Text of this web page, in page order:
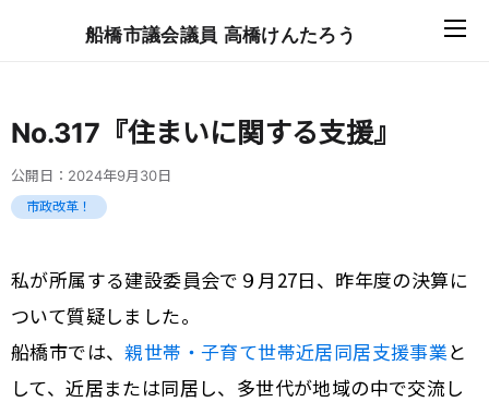
船橋市議会議員 高橋けんたろう
No.317『住まいに関する支援』
公開日： 2024年9月30日
市政改革！
私が所属する建設委員会で９月27日、昨年度の決算に
ついて質疑しました。
船橋市では、親世帯・子育て世帯近居同居支援事業と
して、近居または同居し、多世代が地域の中で交流し